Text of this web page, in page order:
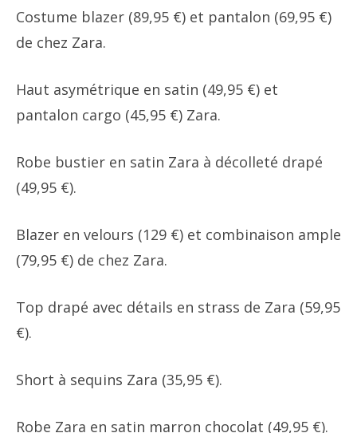
Costume blazer (89,95 €) et pantalon (69,95 €)
de chez Zara.
Haut asymétrique en satin (49,95 €) et
pantalon cargo (45,95 €) Zara.
Robe bustier en satin Zara à décolleté drapé
(49,95 €).
Blazer en velours (129 €) et combinaison ample
(79,95 €) de chez Zara.
Top drapé avec détails en strass de Zara (59,95
€).
Short à sequins Zara (35,95 €).
Robe Zara en satin marron chocolat (49,95 €).